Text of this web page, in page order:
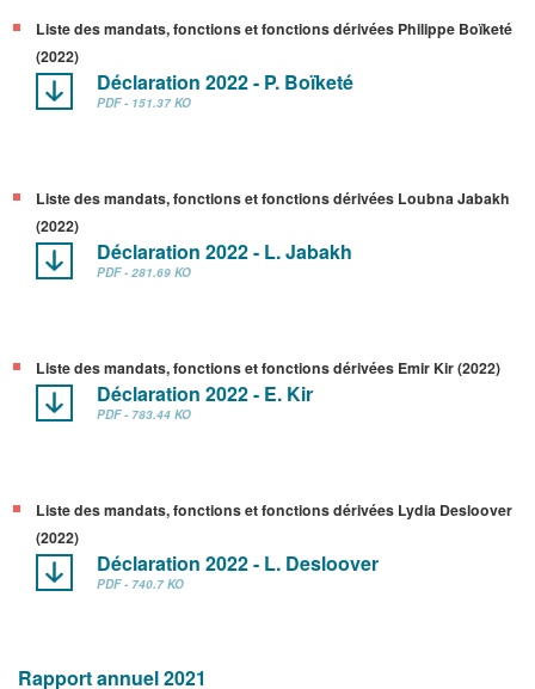
Liste des mandats, fonctions et fonctions dérivées Philippe Boïketé
(2022)
Déclaration 2022 - P. Boïketé
PDF - 151.37 KO
Liste des mandats, fonctions et fonctions dérivées Loubna Jabakh
(2022)
Déclaration 2022 - L. Jabakh
PDF - 281.69 KO
Liste des mandats, fonctions et fonctions dérivées Emir Kir (2022)
Déclaration 2022 - E. Kir
PDF - 783.44 KO
Liste des mandats, fonctions et fonctions dérivées Lydia Desloover
(2022)
Déclaration 2022 - L. Desloover
PDF - 740.7 KO
Rapport annuel 2021